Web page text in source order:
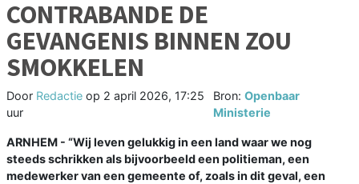
CONTRABANDE DE
GEVANGENIS BINNEN ZOU
SMOKKELEN
Door Redactie op 2 april 2026, 17:25
uur
Bron:Openbaar
Ministerie
ARNHEM - “Wij leven gelukkig in een land waar we nog
steeds schrikken als bijvoorbeeld een politieman, een
medewerker van een gemeente of, zoals in dit geval, een